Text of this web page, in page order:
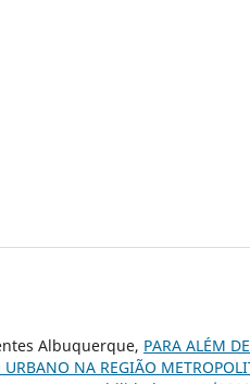
Albuquerque, PARA ALÉM
NA REGIÃO